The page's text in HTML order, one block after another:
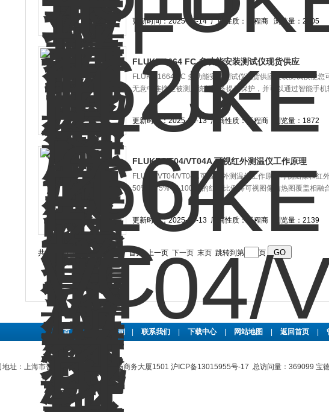
更新时间：2025-06-14厂商性质：工程商 浏览量：2205
FLUKE 1664 FC 多功能安装测试仪现货供应
FLUKE 1664 FC 多功能安装测试仪现货供应安装测试仪使
无意中连接至被测系统的设备提供保护，并可以通过智能手机
更新时间：2025-06-13厂商性质：工程商 浏览量：1872
FLUKE VT04/VT04A 可视红外测温仪工作原理
FLUKE VT04/VT04A 可视红外测温仪工作原理可视图像和红
50%、75% 和 100% 的红外比例将可视图像与热图覆盖相融
更新时间：2025-06-13 厂商性质：工程商 浏览量：2139
共 26 条记录，当前 1 / 3 页 首页 上一页 下一页 末页 跳转到第 页
首 页 关于公司 联系我们 下载中心 网站地图 返回首页
地址：上海市普陀区中江路889号曹杨商务大厦1501 沪ICP备13015955号-17 总访问量：369099 宝